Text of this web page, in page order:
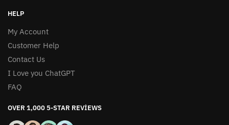
HELP
My Account
Customer Help
Contact Us
I Love you ChatGPT
FAQ
OVER 1,000 5-STAR REVIEWS